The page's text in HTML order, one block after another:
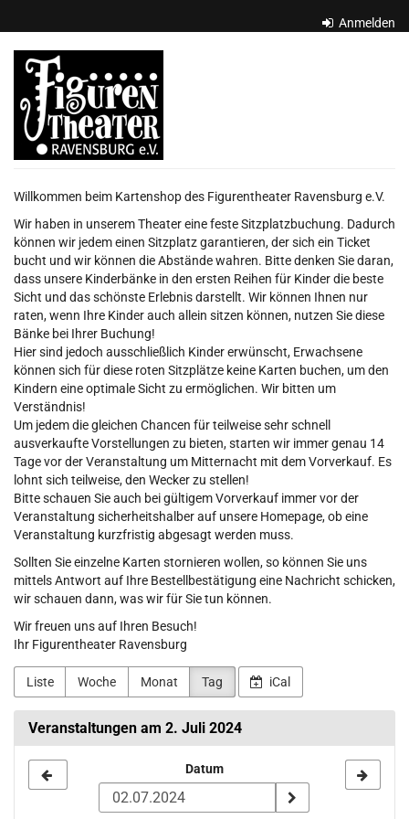
Haupt-
Inhalt
springen
Anmelden
Figurentheater
Ravensburg
e.V.
Willkommen beim Kartenshop des Figurentheater Ravensburg e.V.
Wir haben in unserem Theater eine feste Sitzplatzbuchung. Dadurch
können wir jedem einen Sitzplatz garantieren, der sich ein Ticket
bucht und wir können die Abstände wahren. Bitte denken Sie daran,
dass unsere Kinderbänke in den ersten Reihen für Kinder die beste
Sicht und das schönste Erlebnis darstellt. Wir können Ihnen nur
raten, wenn Ihre Kinder auch allein sitzen können, nutzen Sie diese
Bänke bei Ihrer Buchung!
Hier sind jedoch ausschließlich Kinder erwünscht, Erwachsene
können sich für diese roten Sitzplätze keine Karten buchen, um den
Kindern eine optimale Sicht zu ermöglichen. Wir bitten um
Verständnis!
Um jedem die gleichen Chancen für teilweise sehr schnell
ausverkaufte Vorstellungen zu bieten, starten wir immer genau 14
Tage vor der Veranstaltung um Mitternacht mit dem Vorverkauf. Es
lohnt sich teilweise, den Wecker zu stellen!
Bitte schauen Sie auch bei gültigem Vorverkauf immer vor der
Veranstaltung sicherheitshalber auf unsere Homepage, ob eine
Veranstaltung kurzfristig abgesagt werden muss.
Sollten Sie einzelne Karten stornieren wollen, so können Sie uns
mittels Antwort auf Ihre Bestellbestätigung eine Nachricht schicken,
wir schauen dann, was wir für Sie tun können.
Wir freuen uns auf Ihren Besuch!
Ihr Figurentheater Ravensburg
Liste Woche Monat Tag iCal
Veranstaltungen am 2. Juli 2024
zur
Datum